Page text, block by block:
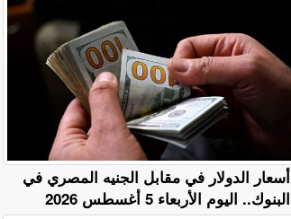
أسعار الدولار في مقابل الجنيه المصري في
البنوك.. اليوم الأربعاء 5 أغسطس 2026